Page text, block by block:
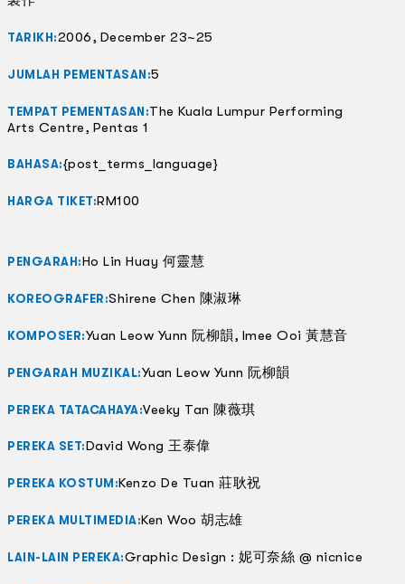
TARIKH:2006, December 23~25
JUMLAH PEMENTASAN:5
TEMPAT PEMENTASAN:The Kuala Lumpur Performing
Arts Centre, Pentas 1
BAHASA:{post_terms_language}
HARGA TIKET:RM100
PENGARAH:Ho Lin Huay 何靈慧
KOREOGRAFER:Shirene Chen 陳淑琳
KOMPOSER:Yuan Leow Yunn 阮柳韻, Imee Ooi 黃慧音
PENGARAH MUZIKAL:Yuan Leow Yunn 阮柳韻
PEREKA TATACAHAYA:Veeky Tan 陳薇琪
PEREKA SET:David Wong 王泰偉
PEREKA KOSTUM:Kenzo De Tuan 莊耿祝
PEREKA MULTIMEDIA:Ken Woo 胡志雄
LAIN-LAIN PEREKA:Graphic Design : 妮可奈絲 @ nicnice